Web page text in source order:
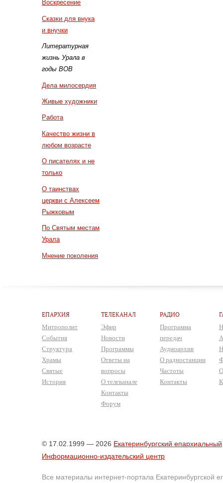
Воскресение
Сказки для внука
и внучки
Литературная
жизнь Урала в
годы ВОВ
Дела милосердия
Живые художники
Работа
Качество жизни в
любом возрасте
О писателях и не
только
О таинствах
церкви с Алексеем
Рыжковым
По Святым местам
Урала
Мнение поколения
ЕПАРХИЯ
Митрополит
События
Структура
Храмы
Святые
История
ТЕЛЕКАНАЛ
Эфир
Новости
Программы
Ответы на
вопросы
О телеканале
Контакты
Форум
РАДИО
Программа
передач
Аудиоархив
О радиостанции
Частоты
Контакты
© 17.02.1999 — 2026 Екатеринбургский епархиальный
Информационно-издательский центр
Все материалы интернет-портала Екатеринбургской